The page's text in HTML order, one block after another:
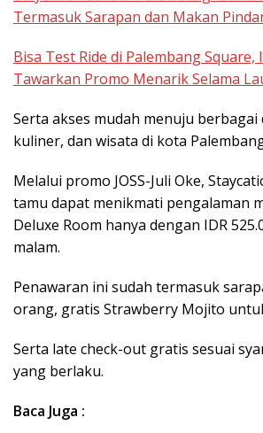
Termasuk Sarapan dan Makan
Bisa Test Ride di Palembang
Tawarkan Promo Menarik Selama
Serta akses mudah menuju berbagai
kuliner, dan wisata di kota
Melalui promo JOSS-Juli Oke,
tamu dapat menikmati pengalaman
Deluxe Room hanya dengan IDR
malam.
Penawaran ini sudah termasuk
orang, gratis Strawberry Mojito
Serta late check-out gratis sesuai
yang berlaku.
Baca Juga :